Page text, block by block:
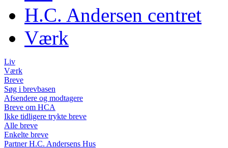
H.C. Andersen centret
Værk
Liv
Værk
Breve
Søg i brevbasen
Afsendere og modtagere
Breve om HCA
Ikke tidligere trykte breve
Alle breve
Enkelte breve
Partner H.C. Andersens Hus